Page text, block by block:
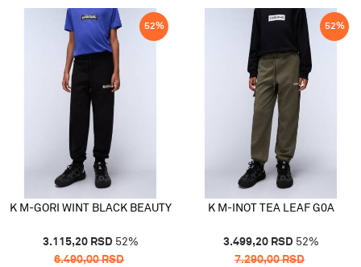
52%
K M-GORI WINT BLACK BEAUTY
3.115,20 RSD 52%
6.490,00RSD
52%
K M-INOT TEA LEAF G0A
3.499,20 RSD 52%
7.290,00RSD